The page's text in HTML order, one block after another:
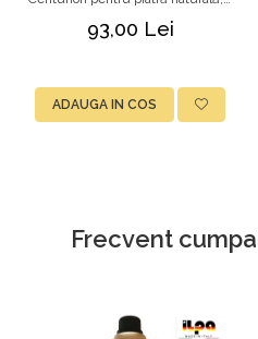
L, GLOBALIT
93,00 Lei
ADAUGA IN COS
Frecvent